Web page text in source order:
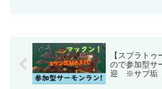
【スプラト
ので参加型サ
迎 ※サブ垢